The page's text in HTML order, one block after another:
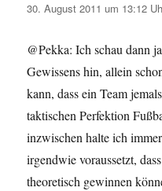
30. August 2011 um 13:12
@Pekka: Ich schau dann
Gewissens hin, allein
kann, dass ein Team
taktischen Perfektion
inzwischen halte ich
irgendwie voraussetzt,
theoretisch gewinnen